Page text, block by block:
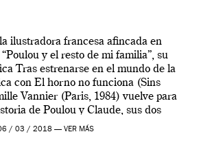
ilustradora francesa afincada en
y el resto de mi familia”, su
Tras estrenarse en el mundo de la
con El horno no funciona (Sins
Vannier (Paris, 1984) vuelve para
de Poulou y Claude, sus dos
maternos. Por […]
/ 03 / 2018 — VER MÁS